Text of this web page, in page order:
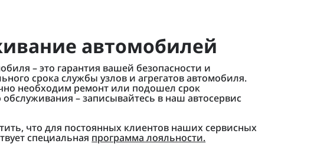
автомобилей
– это гарантия вашей безопасности и
срока службы узлов и агрегатов автомобиля.
необходим ремонт или подошел срок
обслуживания – записывайтесь в наш автосервис
что для постоянных клиентов наших сервисных
специальная программа лояльности.